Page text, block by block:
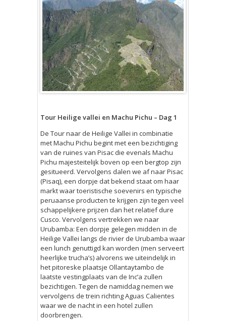
Tour Heilige vallei en Machu Pichu – Dag 1
De Tour naar de Heilige Vallei in combinatie
met Machu Pichu begint met een bezichtiging
van de ruines van Pisac die evenals Machu
Pichu majesteitelijk boven op een bergtop zijn
gesitueerd. Vervolgens dalen we af naar Pisac
(Pisaq), een dorpje dat bekend staat om haar
markt waar toeristische soevenirs en typische
peruaanse producten te krijgen zijn tegen veel
schappelijkere prijzen dan het relatief dure
Cusco. Vervolgens vertrekken we naar
Urubamba: Een dorpje gelegen midden in de
Heilige Vallei langs de rivier de Urubamba waar
een lunch genuttigd kan worden (men serveert
heerlijke trucha’s) alvorens we uiteindelijk in
het pitoreske plaatsje Ollantaytambo de
laatste vestingplaats van de Inc’a zullen
bezichtigen. Tegen de namiddag nemen we
vervolgens de trein richting Aguas Calientes
waar we de nacht in een hotel zullen
doorbrengen.